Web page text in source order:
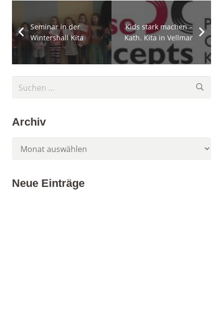
Seminar in der
Wintershall Kita
Kids stark machen –
Kath. Kita in Vellmar
Archiv
Archiv
Neue Einträge